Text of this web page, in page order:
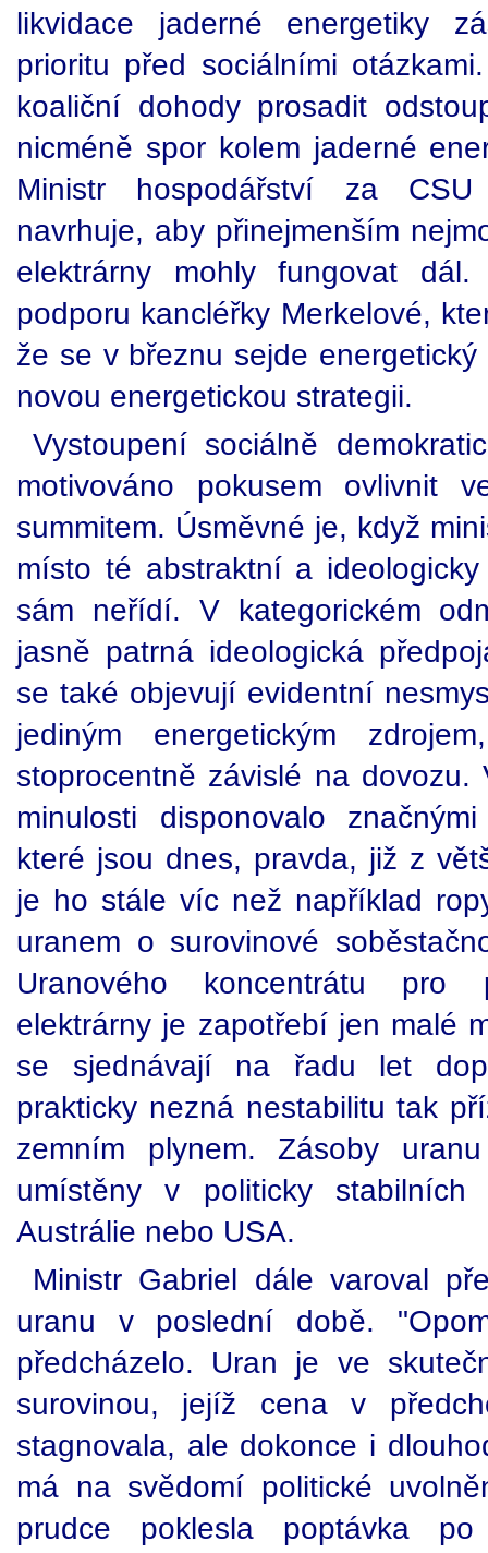
likvidace jaderné energetiky
prioritu před sociálními
koaliční dohody prosadit
nicméně spor kolem jaderné
Ministr hospodářství za
navrhuje, aby přinejmenším
elektrárny mohly fungovat
podporu kancléřky Merkelové,
že se v březnu sejde
novou energetickou strategii.
Vystoupení sociálně
motivováno pokusem ovlivnit
summitem. Úsměvné je, když
místo té abstraktní a
sám neřídí. V kategorickém
jasně patrná ideologická
se také objevují evidentní
jediným energetickým
stoprocentně závislé na dovozu.
minulosti disponovalo
které jsou dnes, pravda, již z
je ho stále víc než například
uranem o surovinové
Uranového koncentrátu pro
elektrárny je zapotřebí jen malé
se sjednávají na řadu let
prakticky nezná nestabilitu tak
zemním plynem. Zásoby
umístěny v politicky
Austrálie nebo USA.
Ministr Gabriel dále varoval
uranu v poslední době.
předcházelo. Uran je ve
surovinou, jejíž cena v
stagnovala, ale dokonce i
má na svědomí politické
prudce poklesla poptávka